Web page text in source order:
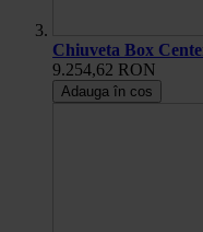
Chiuveta Box
9.254,62 RON
Adauga în cos